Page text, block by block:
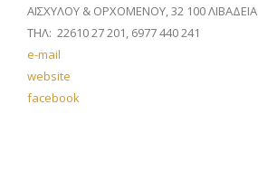
ΑΙΣΧΥΛΟΥ & ΟΡΧΟΜΕΝΟΥ, 32 100 ΛΙΒΑΔΕΙΑ
ΤΗΛ: 22610 27 201, 6977 440 241
e-mail
website
facebook